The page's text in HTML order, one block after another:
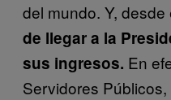
del mundo. Y, desde
de llegar a la
sus ingresos. En
Servidores